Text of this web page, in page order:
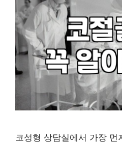
코성형 상담실에서 가장 먼